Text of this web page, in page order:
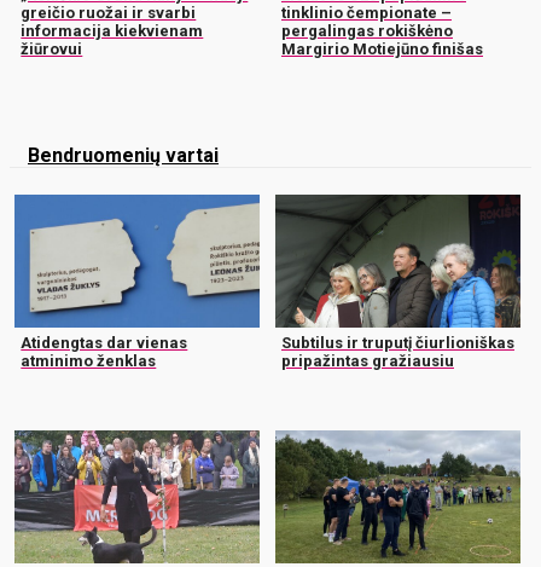
greičio ruožai ir svarbi
informacija kiekvienam
žiūrovui
tinklinio čempionate –
pergalingas rokiškėno
Margirio Motiejūno finišas
Bendruomenių vartai
Atidengtas dar vienas
atminimo ženklas
Subtilus ir truputį čiurlioniškas
pripažintas gražiausiu